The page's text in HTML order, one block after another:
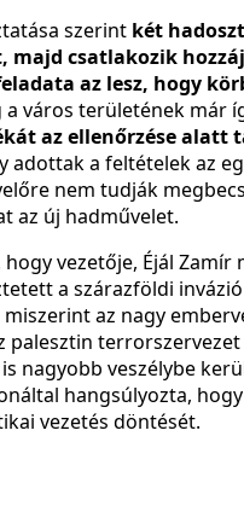
szerint két
majd csatlakozik
az lesz, hogy
a város területének már
az ellenőrzése alatt
adottak a feltételek az
nem tudják
az új hadművelet.
vezetője, Éjál Zamír
a szárazföldi
az nagy
palesztin
nagyobb veszélybe
hangsúlyozta,
vezetés döntését.